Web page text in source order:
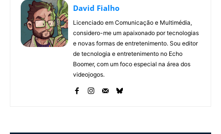
David Fialho
Licenciado em Comunicação e Multimédia,
considero-me um apaixonado por tecnologias
e novas formas de entretenimento. Sou editor
de tecnologia e entretenimento no Echo
Boomer, com um foco especial na área dos
videojogos.